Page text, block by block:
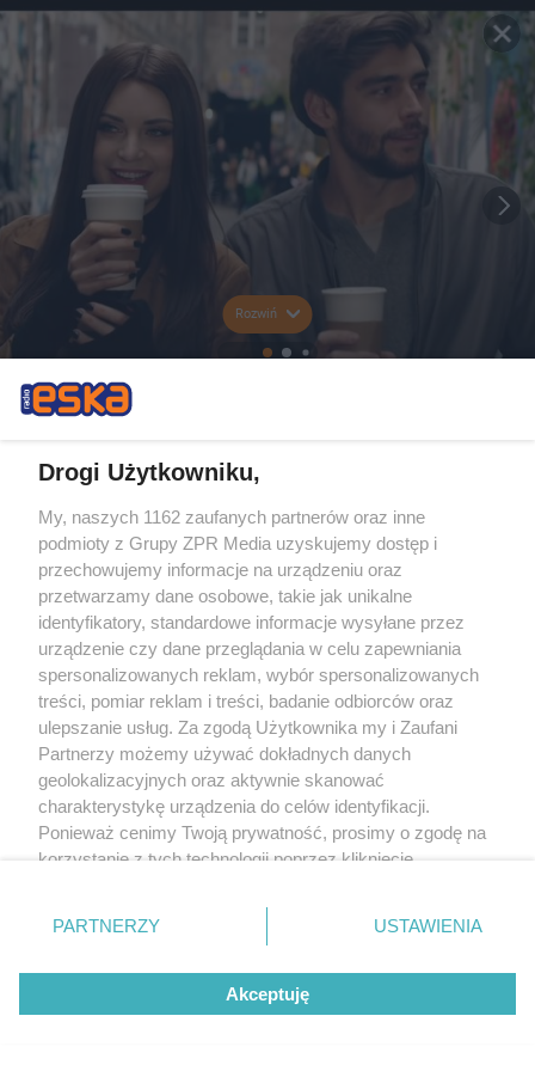
Rozwiń
Drogi Użytkowniku,
My, naszych 1162 zaufanych partnerów oraz inne
podmioty z Grupy ZPR Media uzyskujemy dostęp i
przechowujemy informacje na urządzeniu oraz
przetwarzamy dane osobowe, takie jak unikalne
identyfikatory, standardowe informacje wysyłane przez
urządzenie czy dane przeglądania w celu zapewniania
spersonalizowanych reklam, wybór spersonalizowanych
treści, pomiar reklam i treści, badanie odbiorców oraz
ulepszanie usług. Za zgodą Użytkownika my i Zaufani
Partnerzy możemy używać dokładnych danych
geolokalizacyjnych oraz aktywnie skanować
charakterystykę urządzenia do celów identyfikacji.
Ponieważ cenimy Twoją prywatność, prosimy o zgodę na
korzystanie z tych technologii poprzez kliknięcie
zmienić/wycofać klikając przycisk ustawień prywatności
znajdujący się w lewym dolnym rogu strony
rodzaje przetwarzania danych nie wymagają zgody
użytkownika, ale masz prawo sprzeciwić się takiemu
przetwarzaniu. Preferencje będą miały zastosowanie tylko
PARTNERZY USTAWIENIA
Akceptuję